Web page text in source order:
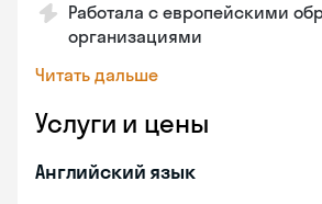
Работала с европейскими
организациями
Читать дальше
Услуги и цены
Английский язык